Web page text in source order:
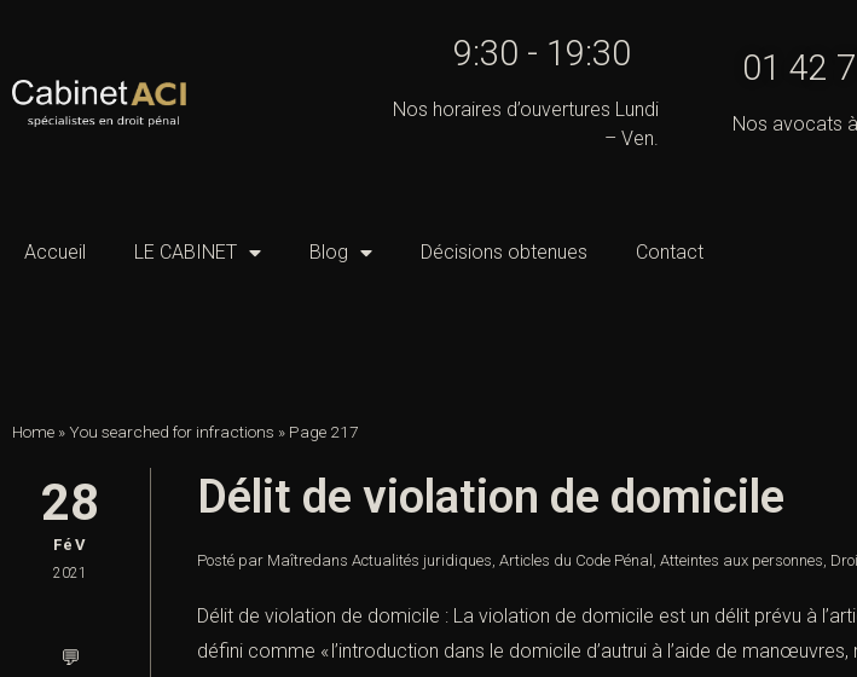
9:30 - 19:30
Nos horaires d’ouvertures Lundi
– Ven.
01 42
Nos avocats
Accueil LE CABINET Blog Décisions obtenues Contact
Home »You searched for infractions » Page 217
28
FéV
2021
💬
Délit de violation de domicile
Posté par Maîtredans Actualités juridiques, Articles du Code Pénal , Atteintes aux personnes,
Délit de violation de domicile : La violation de domicile est un délit prévu à
défini comme « l’introduction dans le domicile d’autrui à l’aide de